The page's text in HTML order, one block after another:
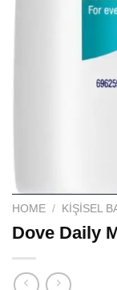
HOME / KIŞISEL
Dove Daily